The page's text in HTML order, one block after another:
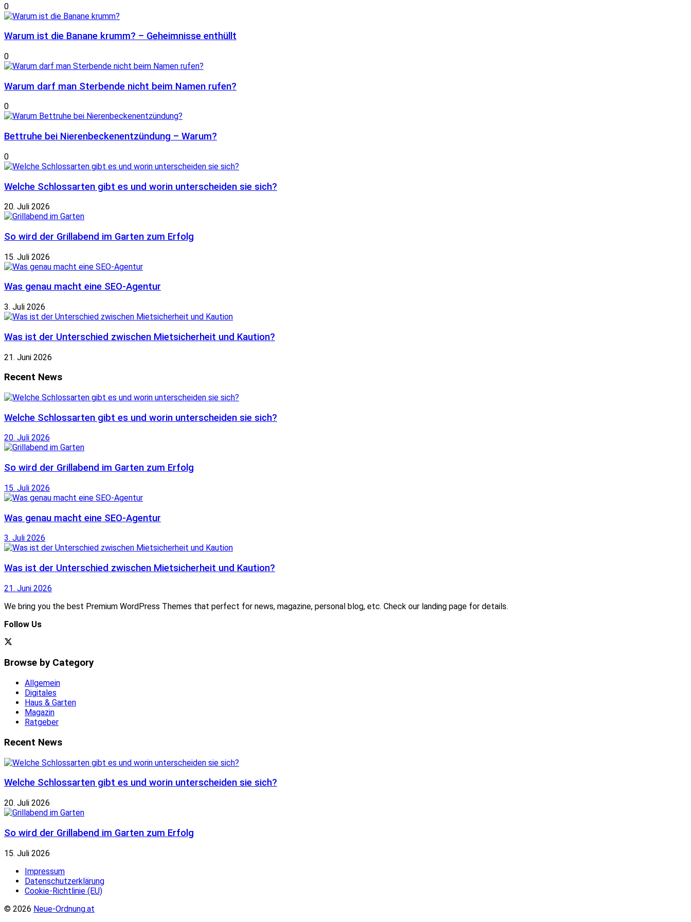
0
Warum ist die Banane krumm? – Geheimnisse enthüllt
0
Warum darf man Sterbende nicht beim Namen rufen?
0
Bettruhe bei Nierenbeckenentzündung – Warum?
0
Welche Schlossarten gibt es und worin unterscheiden sie sich?
20. Juli 2026
So wird der Grillabend im Garten zum Erfolg
15. Juli 2026
Was genau macht eine SEO-Agentur
3. Juli 2026
Was ist der Unterschied zwischen Mietsicherheit und Kaution?
21. Juni 2026
Recent News
Welche Schlossarten gibt es und worin unterscheiden sie sich?
20. Juli 2026
So wird der Grillabend im Garten zum Erfolg
15. Juli 2026
Was genau macht eine SEO-Agentur
3. Juli 2026
Was ist der Unterschied zwischen Mietsicherheit und Kaution?
21. Juni 2026
We bring you the best Premium WordPress Themes that perfect for news, magazine, personal blog, etc. Check our landing page for details.
Follow Us
Browse by Category
Allgemein
Digitales
Haus & Garten
Magazin
Ratgeber
Recent News
Welche Schlossarten gibt es und worin unterscheiden sie sich?
20. Juli 2026
So wird der Grillabend im Garten zum Erfolg
15. Juli 2026
Impressum
Datenschutzerklärung
Cookie-Richtlinie (EU)
© 2026 Neue-Ordnung.at